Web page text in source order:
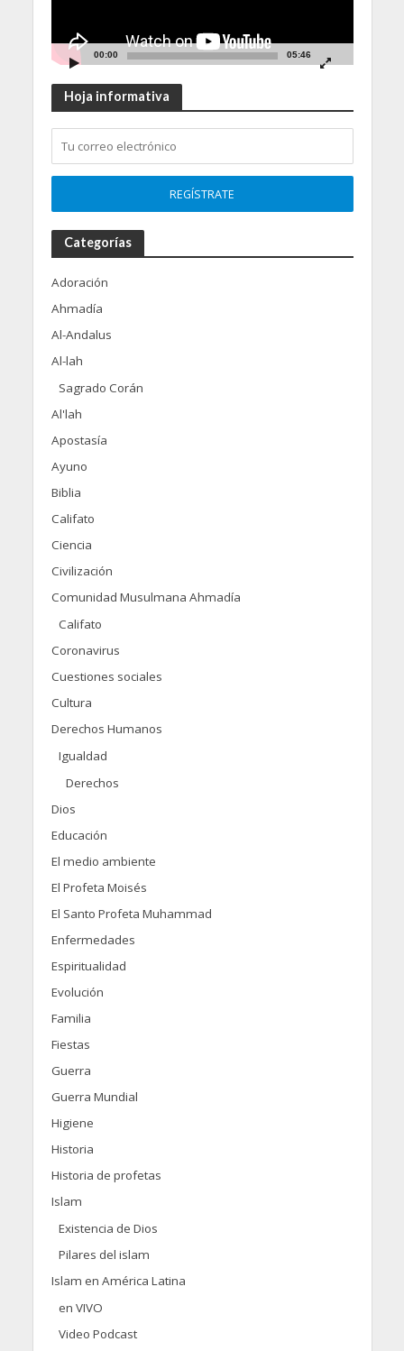
00:00 05:46
Hoja informativa
Categorías
Adoración
Ahmadía
Al-Andalus
Al-lah
Sagrado Corán
Al'lah
Apostasía
Ayuno
Biblia
Califato
Ciencia
Civilización
Comunidad Musulmana Ahmadía
Califato
Coronavirus
Cuestiones sociales
Cultura
Derechos Humanos
Igualdad
Derechos
Dios
Educación
El medio ambiente
El Profeta Moisés
El Santo Profeta Muhammad
Enfermedades
Espiritualidad
Evolución
Familia
Fiestas
Guerra
Guerra Mundial
Higiene
Historia
Historia de profetas
Islam
Existencia de Dios
Pilares del islam
Islam en América Latina
en VIVO
Video Podcast